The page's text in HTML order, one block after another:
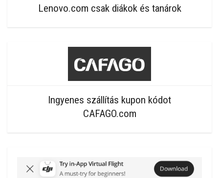
Lenovo.com csak diákok és tanárok
Ingyenes szállítás kupon kódot
CAFAGO.com